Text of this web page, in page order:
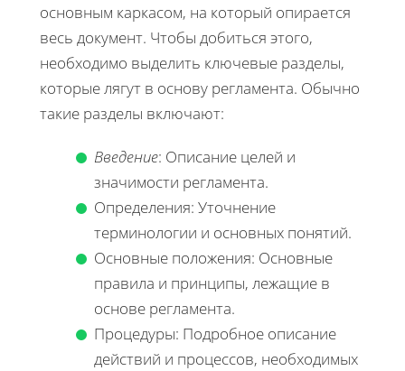
основным каркасом, на который опирается
весь документ. Чтобы добиться этого,
необходимо выделить ключевые разделы,
которые лягут в основу регламента. Обычно
такие разделы включают:
Введение: Описание целей и
значимости регламента.
Определения: Уточнение
терминологии и основных понятий.
Основные положения: Основные
правила и принципы, лежащие в
основе регламента.
Процедуры: Подробное описание
действий и процессов, необходимых